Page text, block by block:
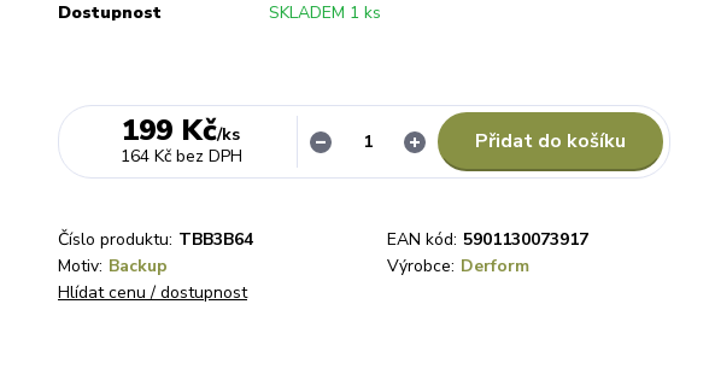
Dostupnost SKLADEM 1 ks
199 Kč/ks
164 Kč bez DPH
Přidat do košíku
Číslo produktu: TBB3B64 EAN kód: 5901130073917
Motiv: Backup Výrobce: Derform
Hlídat cenu / dostupnost